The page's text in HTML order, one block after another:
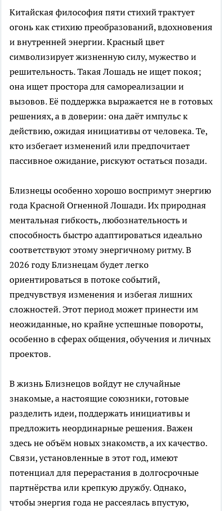
Китайская философия пяти стихий трактует
огонь как стихию преобразований, вдохновения
и внутренней энергии. Красный цвет
символизирует жизненную силу, мужество и
решительность. Такая Лошадь не ищет покоя;
она ищет простора для самореализации и
вызовов. Её поддержка выражается не в готовых
решениях, а в доверии: она даёт импульс к
действию, ожидая инициативы от человека. Те,
кто избегает изменений или предпочитает
пассивное ожидание, рискуют остаться позади.
Близнецы особенно хорошо воспримут энергию
года Красной Огненной Лошади. Их природная
ментальная гибкость, любознательность и
способность быстро адаптироваться идеально
соответствуют этому энергичному ритму. В
2026 году Близнецам будет легко
ориентироваться в потоке событий,
предчувствуя изменения и избегая лишних
сложностей. Этот период может принести им
неожиданные, но крайне успешные повороты,
особенно в сферах общения, обучения и личных
проектов.
В жизнь Близнецов войдут не случайные
знакомые, а настоящие союзники, готовые
разделить идеи, поддержать инициативы и
предложить неординарные решения. Важен
здесь не объём новых знакомств, а их качество.
Связи, установленные в этот год, имеют
потенциал для перерастания в долгосрочные
партнёрства или крепкую дружбу. Однако,
чтобы энергия года не рассеялась впустую,